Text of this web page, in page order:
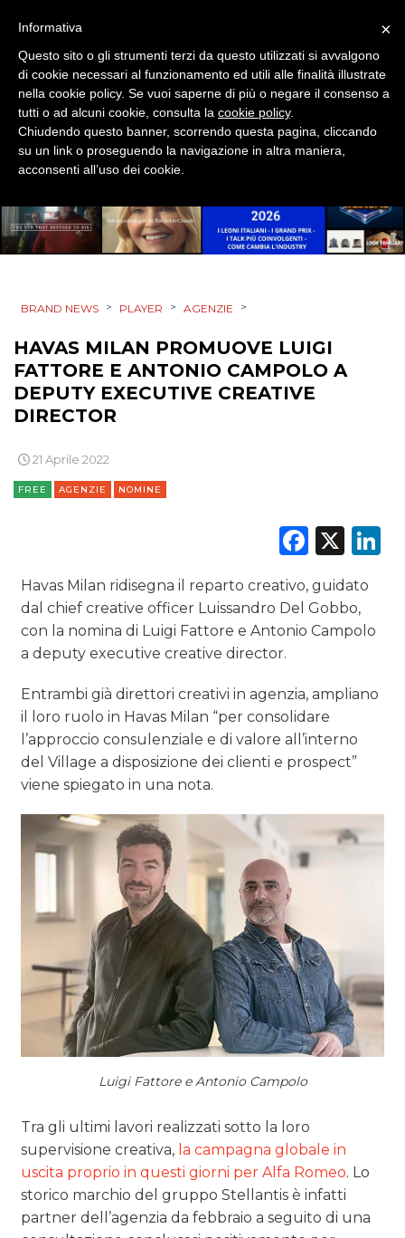
CINEMA
DIGITALE
EDITORIA
ESTERNA
RADIO / AUDIO
DATI
PREVISIONI/SCENARI
CASE HISTORY
OPINIONI
BRAND NEWS > PLAYER > AGENZIE >
HAVAS MILAN PROMUOVE LUIGI
FATTORE E ANTONIO CAMPOLO A
DEPUTY EXECUTIVE CREATIVE
DIRECTOR
21 Aprile 2022
FREE AGENZIE NOMINE
X
Havas Milan ridisegna il reparto creativo, guidato
dal chief creative officer Luissandro Del Gobbo,
con la nomina di Luigi Fattore e Antonio Campolo
a deputy executive creative director.
Entrambi già direttori creativi in agenzia, ampliano
il loro ruolo in Havas Milan “per consolidare
l’approccio consulenziale e di valore all’interno
del Village a disposizione dei clienti e prospect”
viene spiegato in una nota.
Luigi Fattore e Antonio Campolo
Tra gli ultimi lavori realizzati sotto la loro
supervisione creativa, la campagna globale in
uscita proprio in questi giorni per Alfa Romeo. Lo
storico marchio del gruppo Stellantis è infatti
partner dell’agenzia da febbraio a seguito di una
×
Informativa
Questo sito o gli strumenti terzi da questo utilizzati si avvalgono
di cookie necessari al funzionamento ed utili alle finalità illustrate
nella cookie policy. Se vuoi saperne di più o negare il consenso a
tutti o ad alcuni cookie, consulta la cookie policy.
Chiudendo questo banner, scorrendo questa pagina, cliccando
su un link o proseguendo la navigazione in altra maniera,
acconsenti all’uso dei cookie.